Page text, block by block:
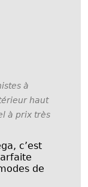
à
haut
à prix très
c’est
de